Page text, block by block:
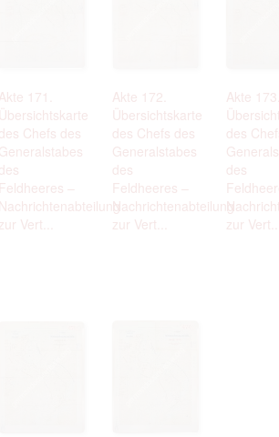
Akte 171.
Übersichtskarte
des Chefs des
Generalstabes
des
Feldheeres –
Nachrichtenabteilung
zur Vert...
Akte 172.
Übersichtskarte
des Chefs des
Generalstabes
des
Feldheeres –
Nachrichtenabteilung
zur Vert...
Akte
des
des
zur